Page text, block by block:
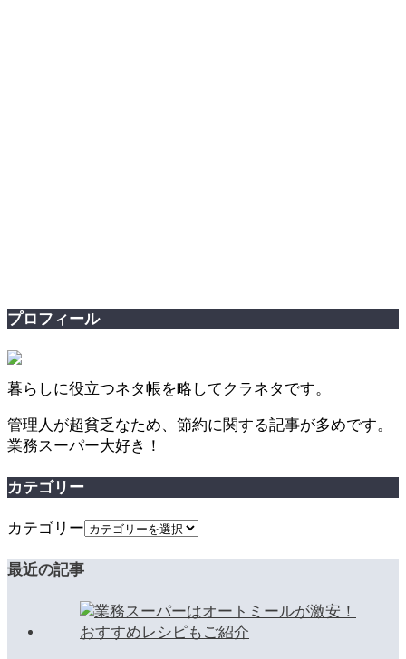
プロフィール
暮らしに役立つネタ帳を略してクラネタです。
管理人が超貧乏なため、節約に関する記事が多めです。
業務スーパー大好き！
カテゴリー
カテゴリー
最近の記事